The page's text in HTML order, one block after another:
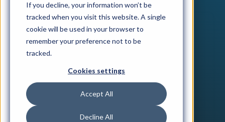
If you decline, your information won’t be
tracked when you visit this website. A single
cookie will be used in your browser to
remember your preference not to be
tracked.
Cookies settings
Accept All
Decline All